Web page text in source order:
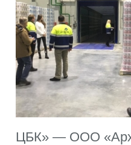
ЦБК» — ООО